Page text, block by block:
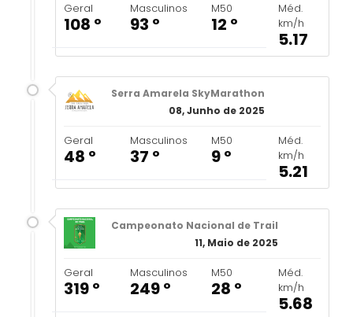
Geral
108 º
Masculinos
93 º
M50
12 º
Méd.
km/h
5.17
Serra Amarela SkyMarathon
08, Junho de 2025
Geral
48 º
Masculinos
37 º
M50
9 º
Méd.
km/h
5.21
Campeonato Nacional de Trail
11, Maio de 2025
Geral
319 º
Masculinos
249 º
M50
28 º
Méd.
km/h
5.68